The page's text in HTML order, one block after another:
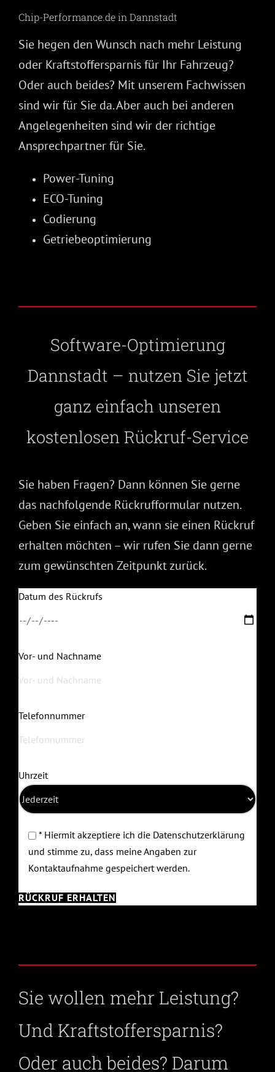
Chip-Performance.de in Dannstadt
Sie hegen den Wunsch nach mehr Leistung
oder Kraftstoffersparnis für Ihr Fahrzeug?
Oder auch beides? Mit unserem Fachwissen
sind wir für Sie da. Aber auch bei anderen
Angelegenheiten sind wir der richtige
Ansprechpartner für Sie.
Power-Tuning
ECO-Tuning
Codierung
Getriebeoptimierung
Software-Optimierung
Dannstadt – nutzen Sie jetzt
ganz einfach unseren
kostenlosen Rückruf-Service
Sie haben Fragen? Dann können Sie gerne
das nachfolgende Rückrufformular nutzen.
Geben Sie einfach an, wann sie einen Rückruf
erhalten möchten – wir rufen Sie dann gerne
zum gewünschten Zeitpunkt zurück.
Datum des Rückrufs
Vor- und Nachname
Telefonnummer
Uhrzeit
* Hiermit akzeptiere ich die Datenschutzerklärung
und stimme zu, dass meine Angaben zur
Kontaktaufnahme gespeichert werden.
Sie wollen mehr Leistung?
Und Kraftstoffersparnis?
Oder auch beides? Darum